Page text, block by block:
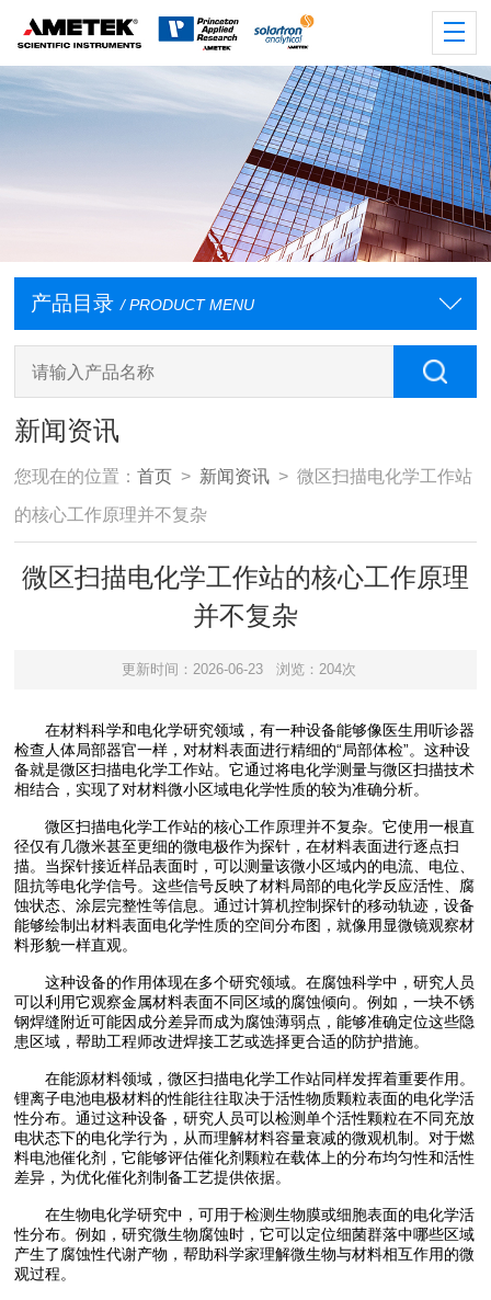
产品目录 / PRODUCT MENU
新闻资讯
您现在的位置：首页 > 新闻资讯 > 微区扫描电化学工作站
的核心工作原理并不复杂
微区扫描电化学工作站的核心工作原理
并不复杂
更新时间：2026-06-23 浏览：204次
在材料科学和电化学研究领域，有一种设备能够像医生用听诊器
检查人体局部器官一样，对材料表面进行精细的“局部体检”。这种设
备就是微区扫描电化学工作站。它通过将电化学测量与微区扫描技术
相结合，实现了对材料微小区域电化学性质的较为准确分析。
微区扫描电化学工作站的核心工作原理并不复杂。它使用一根直
径仅有几微米甚至更细的微电极作为探针，在材料表面进行逐点扫
描。当探针接近样品表面时，可以测量该微小区域内的电流、电位、
阻抗等电化学信号。这些信号反映了材料局部的电化学反应活性、腐
蚀状态、涂层完整性等信息。通过计算机控制探针的移动轨迹，设备
能够绘制出材料表面电化学性质的空间分布图，就像用显微镜观察材
料形貌一样直观。
这种设备的作用体现在多个研究领域。在腐蚀科学中，研究人员
可以利用它观察金属材料表面不同区域的腐蚀倾向。例如，一块不锈
钢焊缝附近可能因成分差异而成为腐蚀薄弱点，能够准确定位这些隐
患区域，帮助工程师改进焊接工艺或选择更合适的防护措施。
在能源材料领域，微区扫描电化学工作站同样发挥着重要作用。
锂离子电池电极材料的性能往往取决于活性物质颗粒表面的电化学活
性分布。通过这种设备，研究人员可以检测单个活性颗粒在不同充放
电状态下的电化学行为，从而理解材料容量衰减的微观机制。对于燃
料电池催化剂，它能够评估催化剂颗粒在载体上的分布均匀性和活性
差异，为优化催化剂制备工艺提供依据。
在生物电化学研究中，可用于检测生物膜或细胞表面的电化学活
性分布。例如，研究微生物腐蚀时，它可以定位细菌群落中哪些区域
产生了腐蚀性代谢产物，帮助科学家理解微生物与材料相互作用的微
观过程。